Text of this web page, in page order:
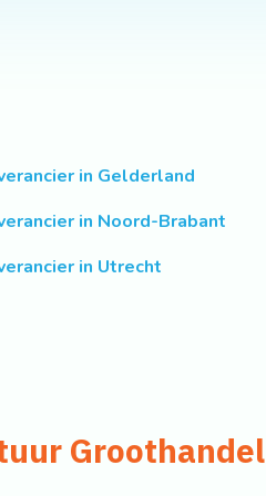
in Gelderland
in Noord-Brabant
in Utrecht
Groothandel